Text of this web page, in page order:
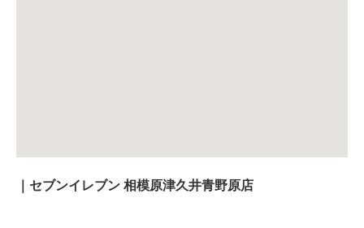
｜セブンイレブン 相模原津久井青野原店